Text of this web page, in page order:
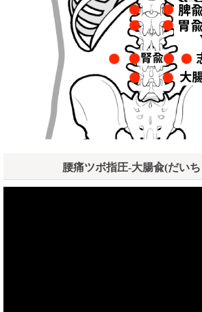
腰痛ツボ指圧-大腸兪(だい